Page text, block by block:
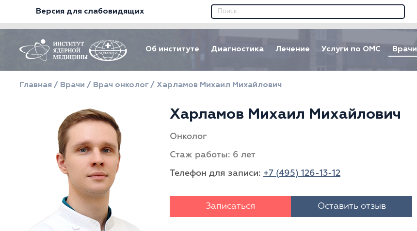
Версия для слабовидящих
Об институте Диагностика Лечение Услуги по ОМС Врачи
Главная / Врачи / Врач онколог/ Харламов Михаил Михайлович
Харламов Михаил Михайлович
Онколог
Стаж работы: 6 лет
Телефон для записи: +7 (495) 126-13-12
Записаться Оставить отзыв